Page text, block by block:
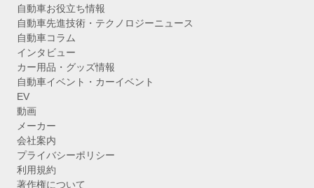
自動車お役立ち情報
自動車先進技術・テクノロジーニュース
自動車コラム
インタビュー
カー用品・グッズ情報
自動車イベント・カーイベント
EV
動画
メーカー
会社案内
プライバシーポリシー
利用規約
著作権について